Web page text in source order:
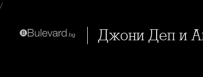
/
Джони Деп и